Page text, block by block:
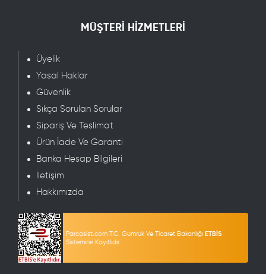
MÜŞTERİ HİZMETLERİ
Üyelik
Yasal Haklar
Güvenlik
Sıkça Sorulan Sorular
Sipariş Ve Teslimat
Ürün İade Ve Garanti
Banka Hesap Bilgileri
İletişim
Hakkımızda
Parcasist.com T.C. Gümrük Ve Ticaret Bakanlığı ETBİS
Sistemine Kayıtlıdır